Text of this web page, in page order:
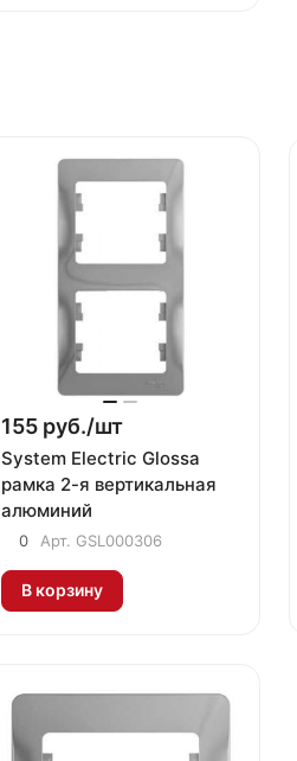
155 руб./шт
System Electric Glossa
рамка 2-я вертикальная
алюминий
0 Арт. GSL000306
В корзину